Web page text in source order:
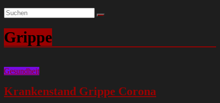
Grippe
Gesundheit
Krankenstand Grippe Corona